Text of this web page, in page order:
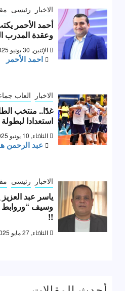
الاخبار رئيسى
أحمد الأحمر
وعقدة المدرب
الإثنين, 30 يونيو 2025, 11:49 ص
احمد الأحمر
الاخبار العاب
غدًا.. منتخب
استعدادا لبطولة
الثلاثاء, 10 يونيو 2025, 6:21 م
عبد الرحمن
الاخبار رئيسى
ياسر عبد
وسيف “وروابط
!!
الثلاثاء, 27 مايو 2025, 11:00 م